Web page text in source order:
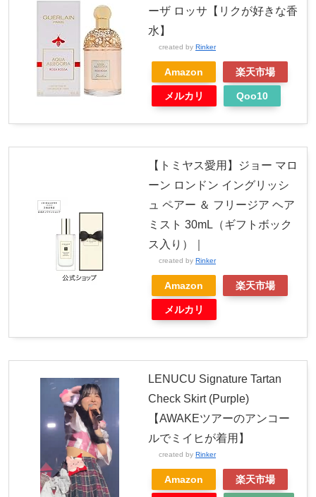
ーザ ロッサ【リクが好きな香
水】
created by Rinker
Amazon 楽天市場
メルカリ Qoo10
【トミヤス愛用】ジョー マロ
ーン ロンドン イングリッシ
ュ ペアー ＆ フリージア ヘア
ミスト 30mL（ギフトボック
ス入り）｜
created by Rinker
Amazon 楽天市場
メルカリ
LENUCU Signature Tartan
Check Skirt (Purple)
【AWAKEツアーのアンコー
ルでミイヒが着用】
created by Rinker
Amazon 楽天市場